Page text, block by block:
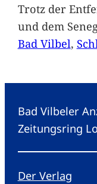
Trotz der
und dem
Bad Vilbel,
Bad Vilbeler
Zeitungsring
Der Verlag